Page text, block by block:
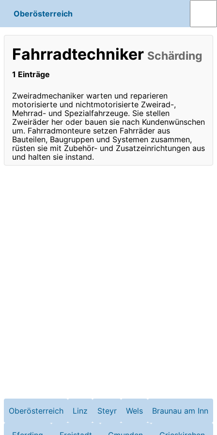
Oberösterreich
Fahrradtechniker Schärding
1 Einträge
Zweiradmechaniker warten und reparieren
motorisierte und nichtmotorisierte Zweirad-,
Mehrrad- und Spezialfahrzeuge. Sie stellen
Zweiräder her oder bauen sie nach Kundenwünschen
um. Fahrradmonteure setzen Fahrräder aus
Bauteilen, Baugruppen und Systemen zusammen,
rüsten sie mit Zubehör- und Zusatzeinrichtungen aus
und halten sie instand.
Oberösterreich Linz Steyr Wels Braunau am Inn